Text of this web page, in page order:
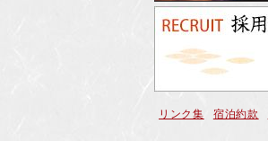
リンク集 宿泊約款